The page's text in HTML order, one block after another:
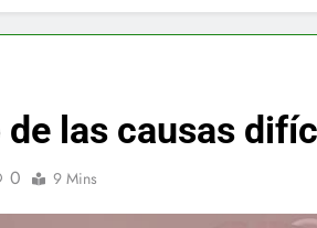
de las causas
0 9 Mins